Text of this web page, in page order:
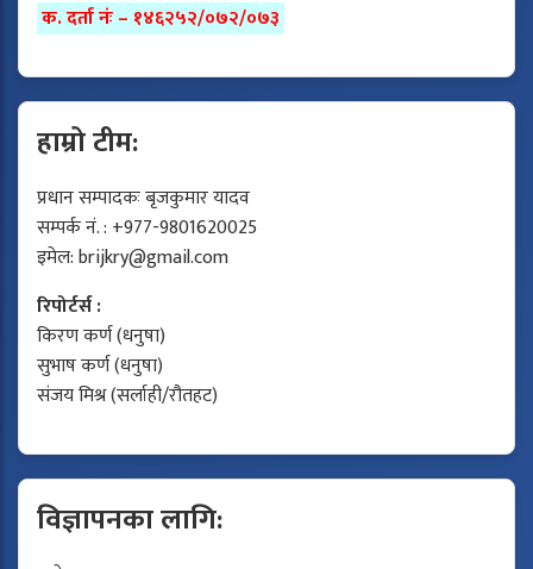
क. दर्ता नंः – १४६२५२/०७२/०७३
हाम्रो टीम:
प्रधान सम्पादकः बृजकुमार यादव
सम्पर्क नं. : +977-9801620025
इमेल:brijkry@gmail.com
रिपोर्टर्स :
किरण कर्ण (धनुषा)
सुभाष कर्ण (धनुषा)
संजय मिश्र (सर्लाही/रौतहट)
विज्ञापनका लागि: